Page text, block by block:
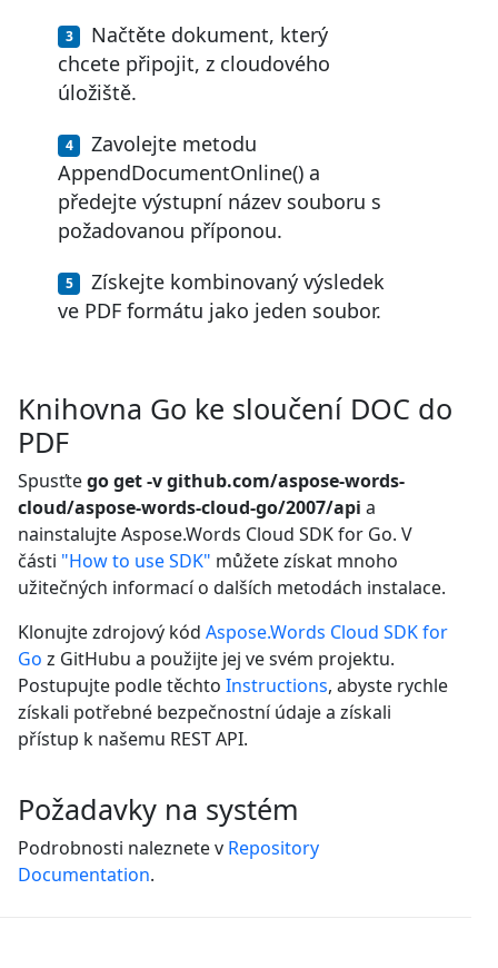
Načtěte dokument, který
chcete připojit, z cloudového
úložiště.
Zavolejte metodu
AppendDocumentOnline() a
předejte výstupní název souboru s
požadovanou příponou.
Získejte kombinovaný výsledek
ve PDF formátu jako jeden soubor.
Knihovna Go ke sloučení DOC do
PDF
Spusťtego get -v github.com/aspose-words-
cloud/aspose-words-cloud-go/2007/api a
nainstalujte Aspose.Words Cloud SDK for Go. V
části "How to use SDK" můžete získat mnoho
užitečných informací o dalších metodách instalace.
Klonujte zdrojový kód Aspose.Words Cloud SDK for
Go z GitHubu a použijte jej ve svém projektu.
Postupujte podle těchto Instructions, abyste rychle
získali potřebné bezpečnostní údaje a získali
přístup k našemu REST API.
Požadavky na systém
Podrobnosti naleznete v Repository
Documentation.